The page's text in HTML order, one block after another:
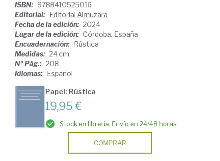
ISBN: 9788410525016
Editorial: Editorial Almuzara
Fecha de la edición: 2024
Lugar de la edición: Córdoba. España
Encuadernación: Rústica
Medidas: 24 cm
Nº Pág.: 208
Idiomas: Español
Papel: Rústica
19,95 €
Stock en librería. Envío en 24/48 horas
COMPRAR